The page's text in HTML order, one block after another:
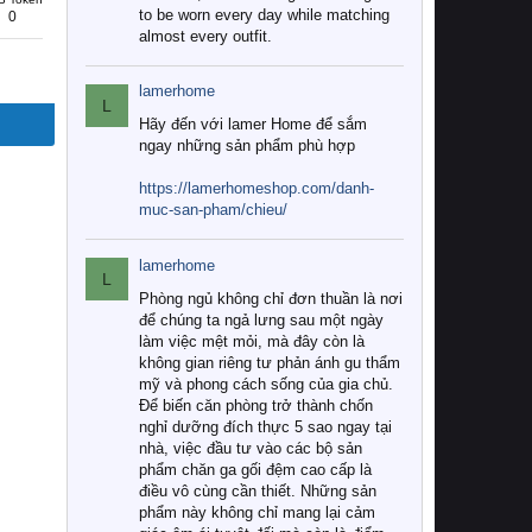
0
to be worn every day while matching
almost every outfit.
L
lamerhome
Hãy đến với lamer Home để sắm
ngay những sản phẩm phù hợp
https://lamerhomeshop.com/danh-
muc-san-pham/chieu/
L
lamerhome
Phòng ngủ không chỉ đơn thuần là nơi
để chúng ta ngả lưng sau một ngày
làm việc mệt mỏi, mà đây còn là
không gian riêng tư phản ánh gu thẩm
mỹ và phong cách sống của gia chủ.
Để biến căn phòng trở thành chốn
nghỉ dưỡng đích thực 5 sao ngay tại
nhà, việc đầu tư vào các bộ sản
phẩm chăn ga gối đệm cao cấp là
điều vô cùng cần thiết. Những sản
phẩm này không chỉ mang lại cảm